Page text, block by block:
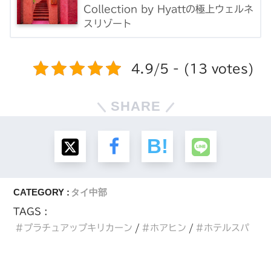
Collection by Hyattの極上ウェルネ
スリゾート
4.9/5 - (13 votes)
SHARE
CATEGORY : タイ中部
TAGS :
プラチュアップキリカーン
ホアヒン ホテルスパ